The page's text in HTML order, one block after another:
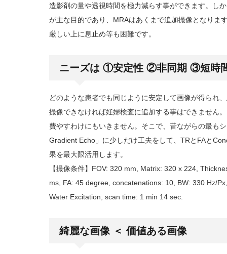
造影剤の量や透視時間を極力減らす事ができます。し
が主な目的であり、MRAはあくまで追加撮像となりま
厳しい上に息止め等も困難です。
ニーズは ①安定性 ②非同期 ③短時
どのような患者でも同じように安定して画像が得られ
撮像できなければ妊婦検査に追加する事はできません
費やすわけにもいきません。そこで、昔ながらの最も
Gradient Echo」に少しだけ工夫をして、TRとFAと
果を最大限活用します。
【撮像条件】FOV: 320 mm, Matrix: 320 x 224,
ms, FA: 45 degree, concatenations: 10, BW: 330 Hz/
Water Excitation, scan time: 1 min 14 sec.
綺麗な画像 ＜ 価値ある画像